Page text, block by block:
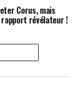
San Diego
au cours du
bientôt dépasser
Corus, mais
révélateur !